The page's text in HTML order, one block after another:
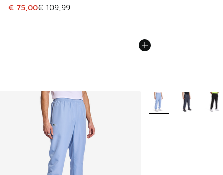
Cet article est en promotion. Prix en baisse de € 109,99 à
€ 75,00€ 109,99
Plus de couleurs